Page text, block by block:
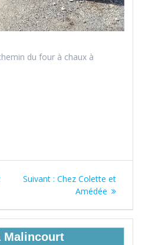
du four à chaux à
Suivant : Article
suivant
Chez Colette et
Amédée
Malincourt